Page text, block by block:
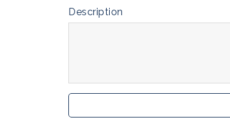
Description